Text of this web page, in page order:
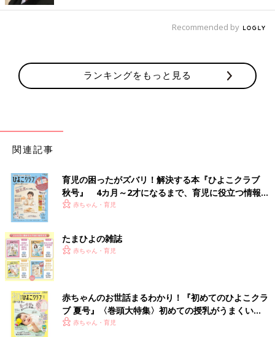
Recommended by
ランキングをもっと見る
関連記事
育児の困ったがズバリ！解決する本『ひよこクラブ
秋号』 4カ月～2才になるまで、育児に役立つ情報が
いっぱい！
赤ちゃん・育児
たまひよの雑誌
赤ちゃん・育児
赤ちゃんのお世話まるわかり！『初めてのひよこクラ
ブ 夏号』〈巻頭大特集〉初めての授乳がうまくい
く！ おっぱい・ミルクの基本と夏のトラブル 解決テ
赤ちゃん・育児